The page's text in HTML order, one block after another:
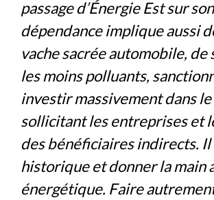
passage d’Énergie Est sur
dépendance implique aussi
vache sacrée automobile, de
les moins polluants,
investir massivement dans
sollicitant les entreprises et
des bénéficiaires indirects.
historique et donner la main
énergétique. Faire